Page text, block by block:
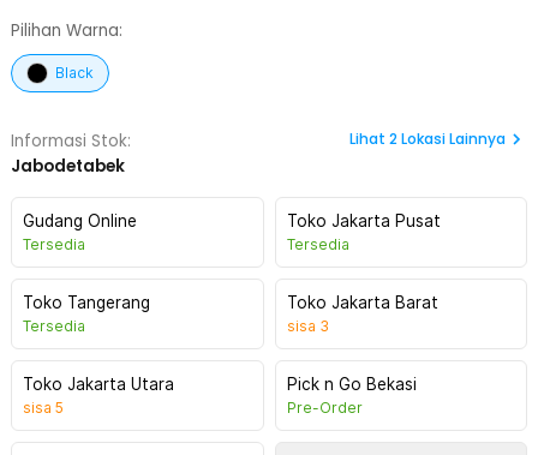
Pilihan Warna:
Black
Informasi Stok:
Jabodetabek
Lihat 2Lokasi Lainnya
Gudang Online
Tersedia
Toko Jakarta Pusat
Tersedia
Toko Tangerang
Tersedia
Toko Jakarta Barat
sisa 3
Toko Jakarta Utara
sisa 5
Pick n Go Bekasi
Pre-Order